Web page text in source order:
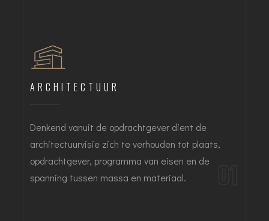
ARCHITECTUUR
Denkend vanuit de opdrachtgever dient de
architectuurvisie zich te verhouden tot plaats,
opdrachtgever, programma van eisen en de
spanning tussen massa en materiaal.